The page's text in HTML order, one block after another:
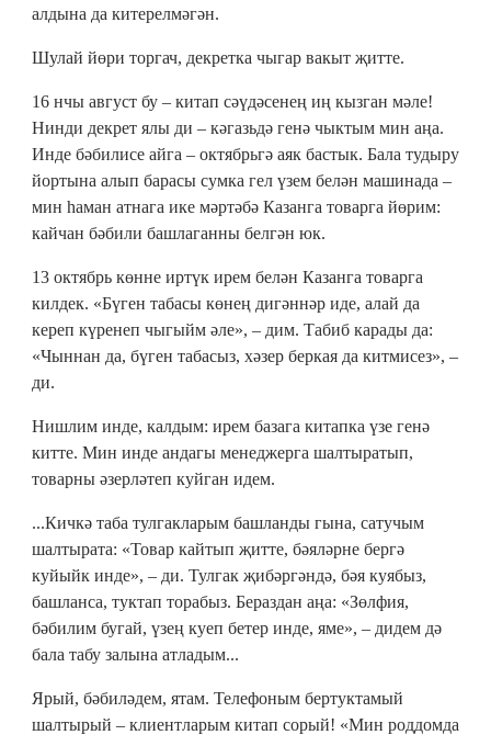
алдына да китерелмәгән.
Шулай йөри торгач, декретка чыгар вакыт җитте.
16 нчы август бу – китап сәүдәсенең иң кызган мәле!
Нинди декрет ялы ди – кәгазьдә генә чыктым мин аңа.
Инде бәбилисе айга – октябрьгә аяк бастык. Бала тудыру
йортына алып барасы сумка гел үзем белән машинада –
мин һаман атнага ике мәртәбә Казанга товарга йөрим:
кайчан бәбили башлаганны белгән юк.
13 октябрь көнне иртүк ирем белән Казанга товарга
килдек. «Бүген табасы көнең дигәннәр иде, алай да
кереп күренеп чыгыйм әле», – дим. Табиб карады да:
«Чыннан да, бүген табасыз, хәзер беркая да китмисез», –
ди.
Нишлим инде, калдым: ирем базага китапка үзе генә
китте. Мин инде андагы менеджерга шалтыратып,
товарны әзерләтеп куйган идем.
...Кичкә таба тулгакларым башланды гына, сатучым
шалтырата: «Товар кайтып җитте, бәяләрне бергә
куйыйк инде», – ди. Тулгак җибәргәндә, бәя куябыз,
башланса, туктап торабыз. Бераздан аңа: «Зөлфия,
бәбилим бугай, үзең куеп бетер инде, яме», – дидем дә
бала табу залына атладым...
Ярый, бәбиләдем, ятам. Телефоным бертуктамый
шалтырый – клиентларым китап сорый! «Мин роддомда